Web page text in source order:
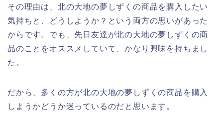
その理由は、北の大地の夢しずくの商品を購入したい
気持ちと、どうしようか？という両方の思いがあった
からです。でも、先日友達が北の大地の夢しずくの商
品のことをオススメしていて、かなり興味を持ちまし
た。
だから、多くの方が北の大地の夢しずくの商品を購入
しようかどうか迷っているのだと思います。